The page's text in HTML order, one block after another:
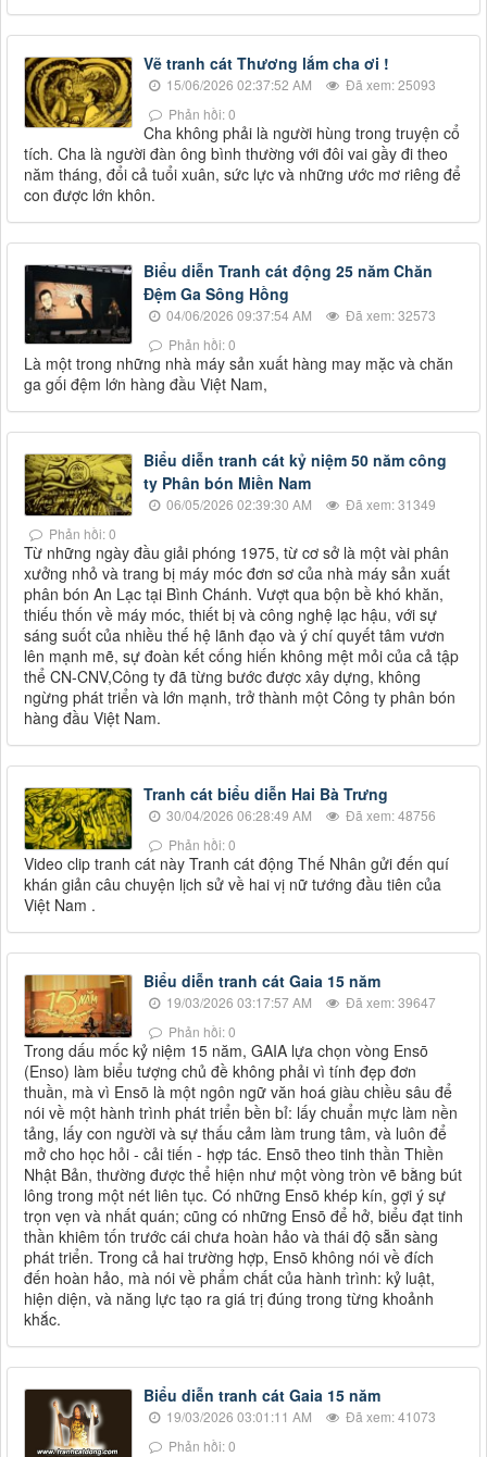
Vẽ tranh cát Thương lắm cha ơi !
15/06/2026 02:37:52 AM
Đã xem: 25093
Phản hồi: 0
Cha không phải là người hùng trong truyện cổ
tích. Cha là người đàn ông bình thường với đôi vai gầy đi theo
năm tháng, đổi cả tuổi xuân, sức lực và những ước mơ riêng để
con được lớn khôn.
Biểu diễn Tranh cát động 25 năm Chăn
Đệm Ga Sông Hồng
04/06/2026 09:37:54 AM
Đã xem: 32573
Phản hồi: 0
Là một trong những nhà máy sản xuất hàng may mặc và chăn
ga gối đệm lớn hàng đầu Việt Nam,
Biểu diễn tranh cát kỷ niệm 50 năm công
ty Phân bón Miền Nam
06/05/2026 02:39:30 AM
Đã xem: 31349
Phản hồi: 0
Từ những ngày đầu giải phóng 1975, từ cơ sở là một vài phân
xưởng nhỏ và trang bị máy móc đơn sơ của nhà máy sản xuất
phân bón An Lạc tại Bình Chánh. Vượt qua bộn bề khó khăn,
thiếu thốn về máy móc, thiết bị và công nghệ lạc hậu, với sự
sáng suốt của nhiều thế hệ lãnh đạo và ý chí quyết tâm vươn
lên mạnh mẽ, sự đoàn kết cống hiến không mệt mỏi của cả tập
thể CN-CNV,Công ty đã từng bước được xây dựng, không
ngừng phát triển và lớn mạnh, trở thành một Công ty phân bón
hàng đầu Việt Nam.
Tranh cát biểu diễn Hai Bà Trưng
30/04/2026 06:28:49 AM
Đã xem: 48756
Phản hồi: 0
Video clip tranh cát này Tranh cát động Thế Nhân gửi đến quí
khán giản câu chuyện lịch sử về hai vị nữ tướng đầu tiên của
Việt Nam .
Biểu diễn tranh cát Gaia 15 năm
19/03/2026 03:17:57 AM
Đã xem: 39647
Phản hồi: 0
Trong dấu mốc kỷ niệm 15 năm, GAIA lựa chọn vòng Ensō
(Enso) làm biểu tượng chủ đề không phải vì tính đẹp đơn
thuần, mà vì Ensō là một ngôn ngữ văn hoá giàu chiều sâu để
nói về một hành trình phát triển bền bỉ: lấy chuẩn mực làm nền
tảng, lấy con người và sự thấu cảm làm trung tâm, và luôn để
mở cho học hỏi - cải tiến - hợp tác. Ensō theo tinh thần Thiền
Nhật Bản, thường được thể hiện như một vòng tròn vẽ bằng bút
lông trong một nét liên tục. Có những Ensō khép kín, gợi ý sự
trọn vẹn và nhất quán; cũng có những Ensō để hở, biểu đạt tinh
thần khiêm tốn trước cái chưa hoàn hảo và thái độ sẵn sàng
phát triển. Trong cả hai trường hợp, Ensō không nói về đích
đến hoàn hảo, mà nói về phẩm chất của hành trình: kỷ luật,
hiện diện, và năng lực tạo ra giá trị đúng trong từng khoảnh
khắc.
Biểu diễn tranh cát Gaia 15 năm
19/03/2026 03:01:11 AM
Đã xem: 41073
Phản hồi: 0